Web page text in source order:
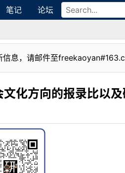
笔记 论坛
信息，请邮件至
化方向的报录比以